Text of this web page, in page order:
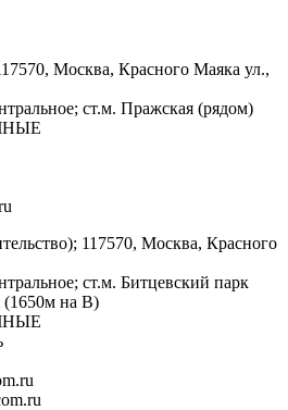
Москва, Красного Маяка ул.,
ст.м. Пражская (рядом)
117570, Москва, Красного
ст.м. Битцевский парк
на В)